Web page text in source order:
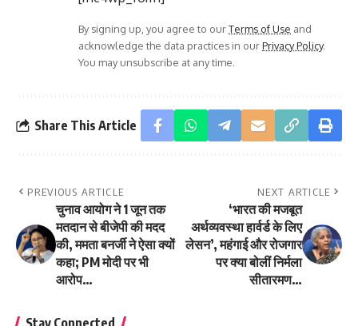
By signing up, you agree to ourTerms of Use and
acknowledge the data practices in ourPrivacy Policy.
You may unsubscribe at any time.
Share This Article
PREVIOUS ARTICLE
चुनाव आयोग ने 1 जून तक
मतदान से बीजेपी की मदद
की, ममता बनर्जी ने ऐसा क्यों
कहा; PM मोदी पर भी
आरोप…
NEXT ARTICLE
‘भारत की मजबूत
अर्थव्यवस्था हार्वर्ड के लिए
लेसन’, महंगाई और रोजगार
पर क्या बोलीं निर्मला
सीतारमण…